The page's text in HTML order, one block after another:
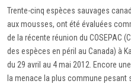
Trente-cinq espèces sauvages
aux mousses, ont été évaluées
de la récente réunion du COSEPAC
des espèces en péril au Canada) à
du 29 avril au 4 mai 2012. Encore
la menace la plus commune pesant